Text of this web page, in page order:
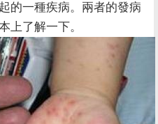
的一種疾病。兩者的發病
上了解一下。